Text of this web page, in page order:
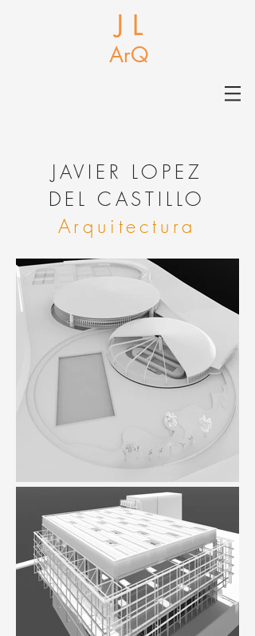
J L
ArQ
JAVIER LOPEZ
DEL CASTILLO
Arquitectura